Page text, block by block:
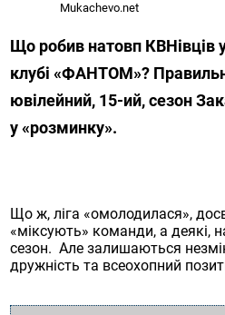
Mukachevo.net
Що робив натовп КВНівців
клубі «ФАНТОМ»?
ювілейний, 15-ий, сезон
у «розминку».
Що ж, ліга «омолодилася»,
«міксують» команди, а деякі,
сезон. Але залишаються
дружність та всеохопний